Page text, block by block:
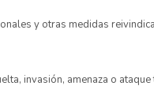
y otras medidas
invasión, amenaza o